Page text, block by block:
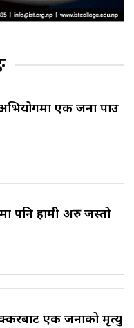
एक जना पक्राउ
पनि हामी अरु जस्तो
एक जनाको मृत्यु